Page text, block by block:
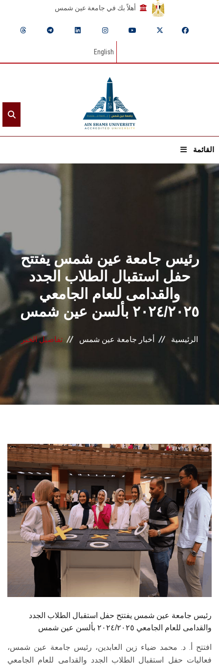
أهلاً بك في جامعة عين شمس
English
القائمة
القطاعـات
الشئون الأكاديمية
البحث العلمي
الرعاية الصحية
المراكز والوحدات
الأنظمة الذكية
الإعلام
الطلاب
هيئة التدريس
الدراسات العليا
الخريجين
الموظفون
الزائـرون
رئيس جامعة عين شمس يفتتح
حفل استقبال الطلاب الجدد
والقدامى للعام الجامعي
٢٠٢٤/٢٠٢٥ بألسن عين شمس
الرئيسية أخبار جامعة عين شمس تفاصيل الخبر
رئيس جامعة عين شمس يفتتح حفل استقبال الطلاب الجدد
والقدامى للعام الجامعي ٢٠٢٤/٢٠٢٥ بألسن عين شمس
افتتح أ. د. محمد ضياء زين العابدين، رئيس جامعة عين شمس،
فعاليات حفل استقبال الطلاب الجدد والقدامى للعام الجامعي